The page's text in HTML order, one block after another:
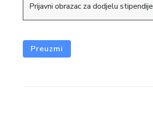
Prijavni obrazac za dodjelu stipendije
Preuzmi